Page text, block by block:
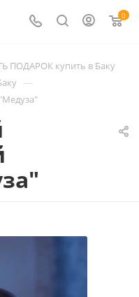
0
ПОДАРОК купить в Баку
—